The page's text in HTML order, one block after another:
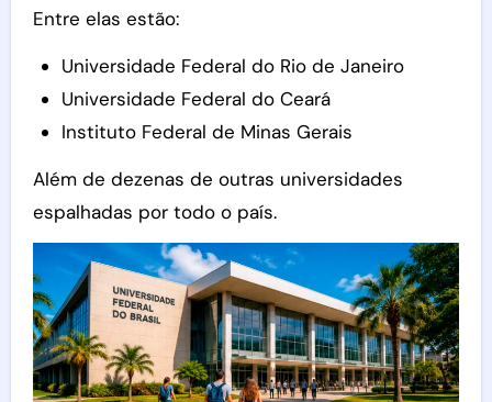
Entre elas estão:
Universidade Federal do Rio de Janeiro
Universidade Federal do Ceará
Instituto Federal de Minas Gerais
Além de dezenas de outras universidades
espalhadas por todo o país.